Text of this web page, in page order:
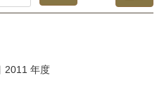
2011 年度